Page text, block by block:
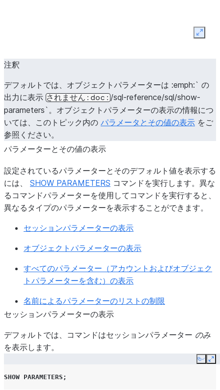
NETWORK_POLICY
OAUTH_ADD_PRIVILEGED_ROLES_TO_BLOCKED_LIST
PERIODIC_DATA_REKEYING
READ_CONSISTENCY_MODE
SQL_TRACE_QUERY_TEXT
CORTEX_MODELS_ALLOWLIST
DATA_METRIC_SCHEDULE
注釈
デフォルトでは、オブジェクトパラメーターは :emph:` の
出力に表示 されません:doc:/sql-reference/sql/show-
parameters`。オブジェクトパラメーターの表示の情報につ
いては、このトピック内の パラメータとその値の表示 をご
参照ください。
パラメーターとその値の表示
設定されているパラメーターとそのデフォルト値を表示する
には、 SHOW PARAMETERS コマンドを実行します。異な
るコマンドパラメーターを使用してコマンドを実行すると、
異なるタイプのパラメーターを表示することができます。
セッションパラメーターの表示
オブジェクトパラメーターの表示
すべてのパラメーター（アカウントおよびオブジェク
トパラメーターを含む）の表示
名前によるパラメーターのリストの制限
セッションパラメーターの表示
デフォルトでは、コマンドはセッションパラメーター のみ
を表示します。
Copy
SHOW PARAMETERS ;